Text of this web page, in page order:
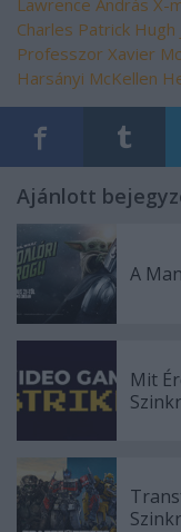
Charles Patrick Hugh
Professzor Xavier
Harsányi McKellen
Ajánlott
A
Mit